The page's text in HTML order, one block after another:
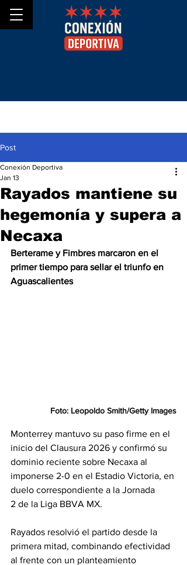
Post
Rayados mantiene su
hegemonía y supera a
Necaxa
Conexión Deportiva
Jan 13
Berterame y Fimbres marcaron en el
primer tiempo para sellar el triunfo en
Aguascalientes
Foto: Leopoldo Smith/Getty Images
Monterrey mantuvo su paso firme en el
inicio del Clausura 2026 y confirmó su
dominio reciente sobre Necaxa al
imponerse 2-0 en el Estadio Victoria, en
duelo correspondiente a la Jornada
2 de la Liga BBVA MX.
Rayados resolvió el partido desde la
primera mitad, combinando efectividad
al frente con un planteamiento